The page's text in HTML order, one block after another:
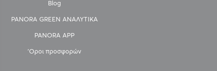
Blog
PANORA GREEN ΑΝΑΛΥΤΙΚΑ
PANORA APP
'Οροι προσφορών